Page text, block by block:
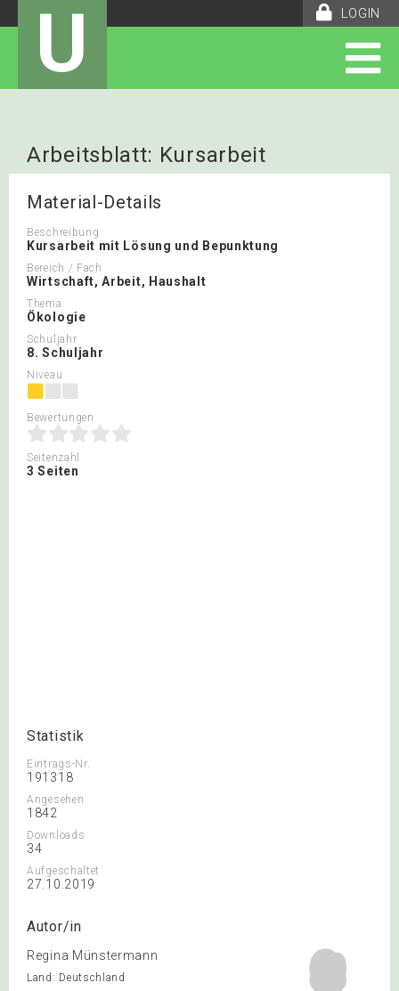
LOGIN
U
Arbeitsblatt: Kursarbeit
Nachhaltigkeit im Haushalt –
Müllvermeidung und Müllrecycling
Material-Details
Beschreibung
Kursarbeit mit Lösung und Bepunktung
Bereich / Fach
Wirtschaft, Arbeit, Haushalt
Thema
Ökologie
Schuljahr
8. Schuljahr
Niveau
Bewertungen
Seitenzahl
3 Seiten
Statistik
Eintrags-Nr.
191318
Angesehen
1842
Downloads
34
Aufgeschaltet
27.10.2019
Autor/in
Regina Münstermann
Land: Deutschland